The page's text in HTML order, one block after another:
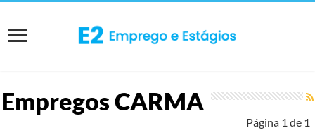
EmpregosCARMA
Página 1 de 1